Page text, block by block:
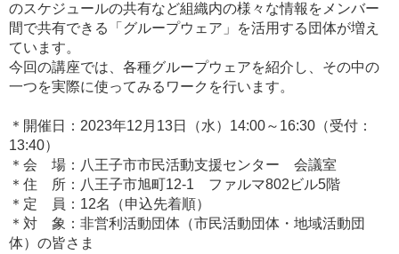
のスケジュールの共有など組織内の様々な情報をメンバー
間で共有できる「グループウェア」を活用する団体が増え
ています。
今回の講座では、各種グループウェアを紹介し、その中の
一つを実際に使ってみるワークを行います。
＊開催日：2023年12月13日（水）14:00～16:30（受付：
13:40）
＊会 場：八王子市市民活動支援センター 会議室
＊住 所：八王子市旭町12-1 ファルマ802ビル5階
＊定 員：12名（申込先着順）
＊対 象：非営利活動団体（市民活動団体・地域活動団
体）の皆さま